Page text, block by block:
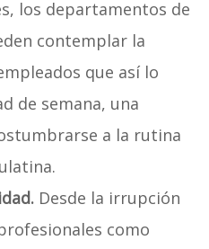
los departamentos de
contemplar la
que así lo
de semana, una
a la rutina
Desde la irrupción
como